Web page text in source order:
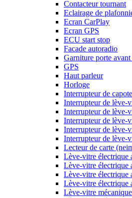
Contacteur tournant
Eclairage de
Ecran CarPlay
Ecran GPS
ECU start stop
Facade autoradio
Garniture porte
GPS
Haut parleur
Horloge
Interrupteur de capote
Interrupteur de lève-
Interrupteur de lève-
Interrupteur de lève-
Interrupteur de lève-
Interrupteur de lève-
Lecteur de carte
Lève-vitre électrique
Lève-vitre électrique
Lève-vitre électrique
Lève-vitre électrique
Lève-vitre